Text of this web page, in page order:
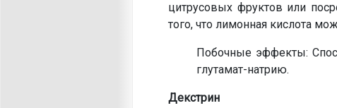
цитрусовых фруктов или
того, что лимонная кислота
Побочные эффекты:
глутамат-натрию.
Декстрин